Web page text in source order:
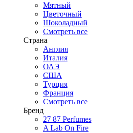
Мятный
Цветочный
Шоколадный
Смотреть все
Страна
Англия
Италия
ОАЭ
США
Турция
Франция
Смотреть все
Бренд
27 87 Perfumes
A Lab On Fire